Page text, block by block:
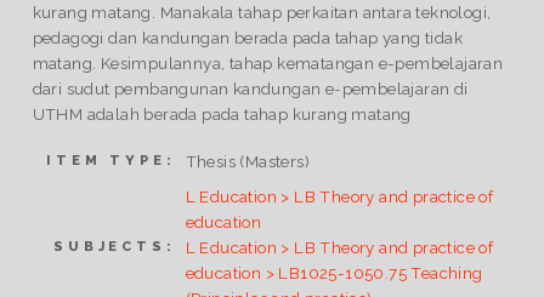
kurang matang. Manakala tahap perkaitan antara teknologi,
pedagogi dan kandungan berada pada tahap yang tidak
matang. Kesimpulannya, tahap kematangan e-pembelajaran
dari sudut pembangunan kandungan e-pembelajaran di
UTHM adalah berada pada tahap kurang matang
ITEM TYPE: Thesis (Masters)
SUBJECTS:
L Education > LB Theory and practice of
education
L Education > LB Theory and practice of
education > LB1025-1050.75 Teaching